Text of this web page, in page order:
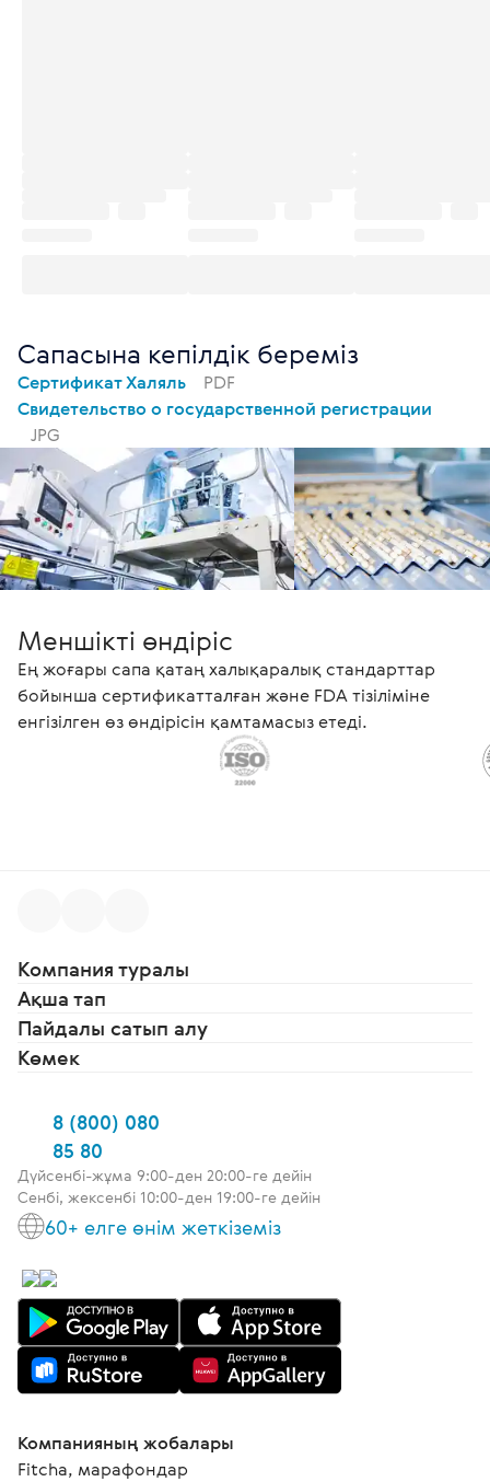
Сапасына кепілдік береміз
Сертификат Халяль
PDF
Свидетельство о государственной регистрации
JPG
Меншікті өндіріс
Ең жоғары сапа қатаң халықаралық стандарттар
бойынша сертификатталған және FDA тізіліміне
енгізілген өз өндірісін қамтамасыз етеді.
Компания туралы
Ақша тап
Пайдалы сатып алу
Көмек
8 (800) 080
85 80
Дүйсенбі-жұма 9:00-ден 20:00-ге дейін
Сенбі, жексенбі 10:00-ден 19:00-ге дейін
60+ елге өнім жеткіземіз
Компанияның жобалары
Fitcha, марафондар